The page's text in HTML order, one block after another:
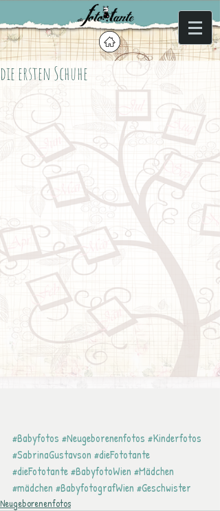
die ersten Schuhe
#Babyfotos #Neugeborenenfotos #Kinderfotos
#SabrinaGustavson #dieFototante
#dieFototante#BabyfotoWien #Mädchen
#mädchen #BabyfotografWien #Geschwister
Neugeborenenfotos